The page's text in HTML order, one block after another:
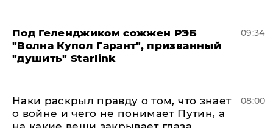
Под Геленджиком сожжен РЭБ
"Волна Купол Гарант", призванный
"душить" Starlink
09:34
Наки раскрыл правду о том, что знает
о войне и чего не понимает Путин, а
08:00